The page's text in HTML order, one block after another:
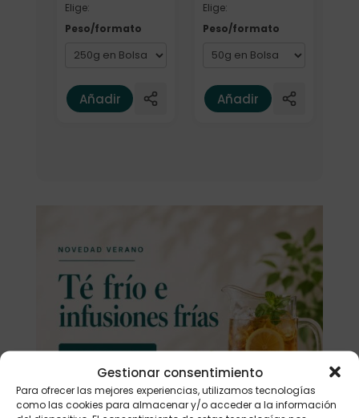
Gestionar consentimiento
Para ofrecer las mejores experiencias, utilizamos tecnologías
como las cookies para almacenar y/o acceder a la información
Elige:
Peso/formato
Añadir
Elige:
Peso/formato
Añadir